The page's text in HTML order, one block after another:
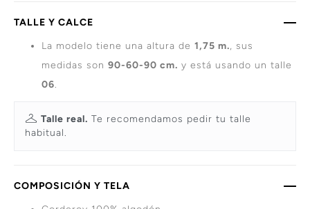
TALLE Y CALCE
La modelo tiene una altura de 1,75 m., sus
medidas son 90-60-90 cm. y está usando un talle
06.
Talle real. Te recomendamos pedir tu talle
habitual.
COMPOSICIÓN Y TELA